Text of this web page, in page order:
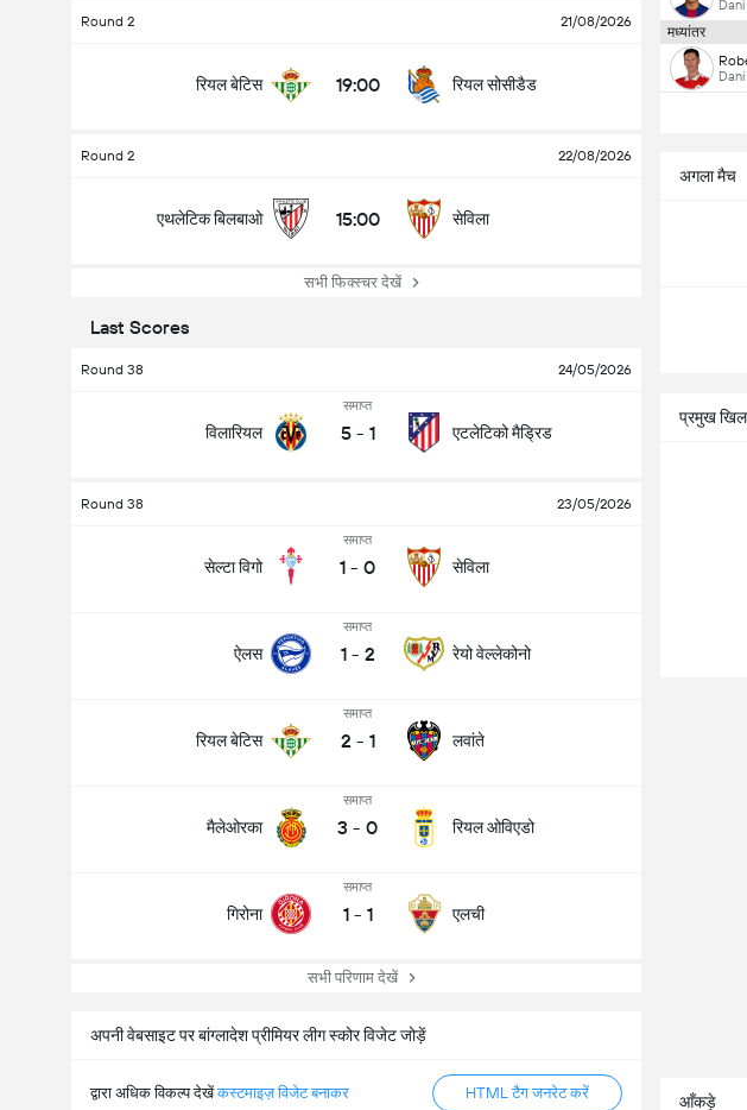
Round 2 21/08/2026
रियल बेटिस 19:00 रियल सोसीडैड
Round 2 22/08/2026
एथलेटिक बिलबाओ 15:00 सेविला
सभी फिक्स्चर देखें
Last Scores
Round 38 24/05/2026
विलारियल
समाप्त
5 - 1 एटलेटिको मैड्रिड
Round 38 23/05/2026
सेल्टा विगो
समाप्त
1 - 0 सेविला
ऐलस
समाप्त
1 - 2 रेयो वेल्लेकोनो
रियल बेटिस
समाप्त
2 - 1 लवांते
मैलेओरका
समाप्त
3 - 0 रियल ओविएडो
गिरोना
समाप्त
1 - 1 एलची
सभी परिणाम देखें
अपनी वेबसाइट पर बांग्लादेश प्रीमियर लीग स्कोर विजेट जोड़ें
द्वारा अधिक विकल्प देखेंकस्टमाइज़ विजेट बनाकर HTML टैग जनरेट करें
मध्यांतर
अगला मैच
प्रमुख
आँकड़े